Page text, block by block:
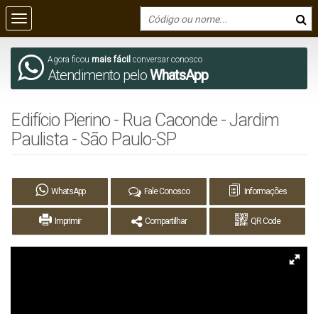
Agora ficou mais fácil conversar conosco
Atendimento peloWhatsApp
Edifício Pierino - Rua Caconde - Jardim
Paulista - São Paulo-SP
WhatsApp Fale Conosco Informações
Imprimir Compartilhar QR Code